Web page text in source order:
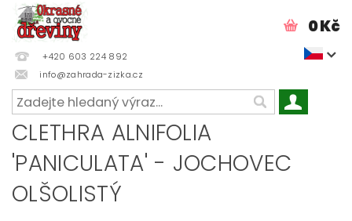
+420 603 224 892
info@zahrada-zizka.cz
0 Kč
CLETHRA ALNIFOLIA
'PANICULATA' - JOCHOVEC
OLŠOLISTÝ